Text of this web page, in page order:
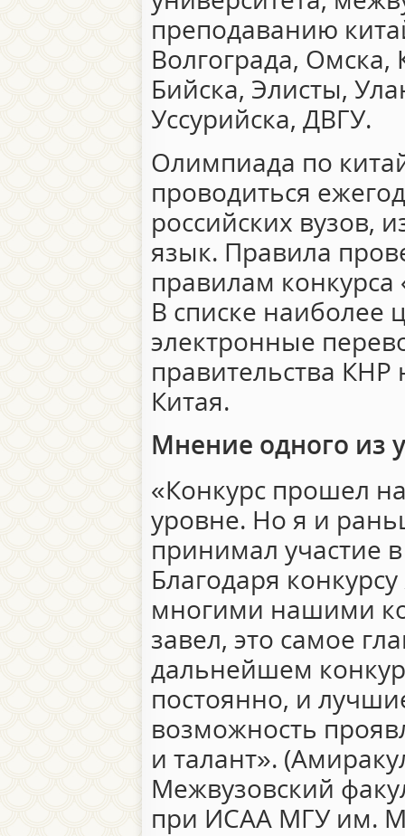
преподаванию
Волгограда, Омска,
Бийска, Элисты,
Уссурийска, ДВГУ.
Олимпиада по
проводиться
российских вузов,
язык. Правила
правилам конкурса
В списке наиболее
электронные
правительства
Китая.
Мнение одного из
«Конкурс прошел
уровне. Но я и
принимал участие
Благодаря
многими нашими
завел, это самое
дальнейшем
постоянно, и
возможность
и талант».
Межвузовский
при ИСАА МГУ им.